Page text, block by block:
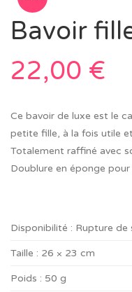
Bavoir
22,00 €
Ce bavoir de luxe est le
petite fille, à la fois utile
Totalement raffiné avec
Doublure en éponge
Disponibilité : Rupture de
Taille : 26 × 23 cm
Poids : 50 g